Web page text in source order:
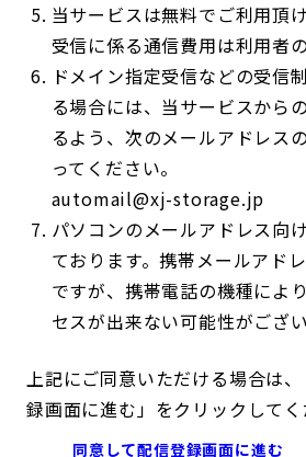
当サービスは無料でご利用頂
受信に係る通信費用は利用者
ドメイン指定受信などの受信
る場合には、当サービスから
るよう、次のメールアドレス
ってください。
automail@xj-storage.jp
パソコンのメールアドレス向
ております。携帯メールアド
ですが、携帯電話の機種によ
セスが出来ない可能性がござい
上記にご同意いただける場合は
録画面に進む」をクリックしてく
同意して配信登録画面に進む